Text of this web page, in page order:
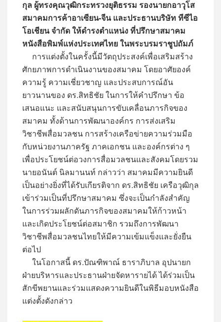
กุล ผู้ทรงคุณวุฒิกระทรวงยุติธรรม รองนายกอาวุโส
สมาคมการค้าอาเซียน-จีน และประธานบริษัท ทีซีไอ
โอเชียน จำกัด ให้ดำรงตำแหน่ง ที่ปรึกษาสมาคม
หนังสือพิมพ์แห่งประเทศไทย ในพระบรมราชูปถัมภ์
การแต่งตั้งในครั้งนี้มีวัตถุประสงค์เพื่อเสริมสร้าง
ศักยภาพการดำเนินงานของสมาคม โดยอาศัยองค์
ความรู้ ความเชี่ยวชาญ และประสบการณ์อัน
ยาวนานของ ดร.สิทธิชัย ในการให้คำปรึกษา ข้อ
เสนอแนะ และสนับสนุนการขับเคลื่อนภารกิจของ
สมาคม ทั้งด้านการพัฒนาองค์กร การส่งเสริม
วิชาชีพสื่อมวลชน การสร้างเครือข่ายความร่วมมือ
กับหน่วยงานภาครัฐ ภาคเอกชน และองค์กรต่าง ๆ
เพื่อประโยชน์ต่อวงการสื่อมวลชนและสังคมโดยรวม
นายอนันต์ นิลมานนท์ กล่าวว่า สมาคมมีความยินดี
เป็นอย่างยิ่งที่ได้รับเกียรติจาก ดร.สิทธิชัย เครือวุฒิกุล
เข้าร่วมเป็นที่ปรึกษาสมาคม ซึ่งจะเป็นกำลังสำคัญ
ในการร่วมผลักดันภารกิจของสมาคมให้ก้าวหน้า
และเกิดประโยชน์ต่อสมาชิก รวมถึงการพัฒนา
วิชาชีพสื่อมวลชนไทยให้มีความเข้มแข็งและยั่งยืน
ต่อไป
ในโอกาสนี้ ดร.ปัณฑิพาณ์ ธาราภิบาล อุปนายก
ฝ่ายบริหารและประธานฝ่ายจัดหารายได้ ได้ร่วมเป็น
สักขีพยานและร่วมแสดงความยินดีในพิธีมอบหนังสือ
แต่งตั้งดังกล่าว